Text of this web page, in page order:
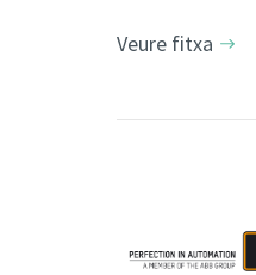
Veure fitxa